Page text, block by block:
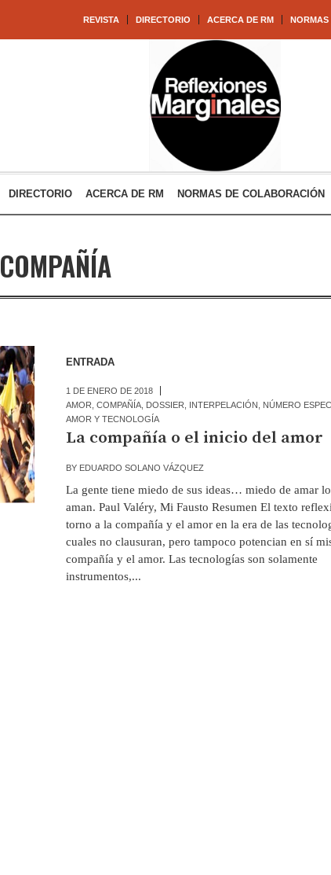
REVISTA DIRECTORIO ACERCA DE RM
DIRECTORIO ACERCA DE RM NORMAS DE COLABORACIÓN
COMPAÑÍA
ENTRADA
1 DE ENERO DE 2018
AMOR COMPAÑÍA, DOSSIER INTERPELACIÓN
NÚMERO
AMOR Y TECNOLOGÍA
La compañía o el inicio del amor
BY EDUARDO SOLANO VÁZQUEZ
La gente tiene miedo de sus ideas… miedo de amar
aman. Paul Valéry, Mi Fausto Resumen El texto
torno a la compañía y el amor en la era de las
cuales no clausuran, pero tampoco potencian en sí
compañía y el amor. Las tecnologías son solamente
instrumentos,...